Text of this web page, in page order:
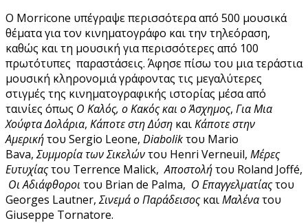
Ο Morricone υπέγραψε περισσότερα από 500 μουσικά
θέματα για τον κινηματογράφο και την τηλεόραση,
καθώς και τη μουσική για περισσότερες από 100
πρωτότυπες παραστάσεις. Άφησε πίσω του μια τεράστια
μουσική κληρονομιά γράφοντας τις μεγαλύτερες
στιγμές της κινηματογραφικής ιστορίας μέσα από
ταινίες όπως Ο Καλός, ο Κακός και ο Άσχημος, Για Μια
Χούφτα Δολάρια, Κάποτε στη Δύση καιΚάποτε στην
Αμερικήτου Sergio Leone, Diabolikτου Μario
Bava,Συμμορία των Σικελώντου Henri Verneuil, Μέρες
Ευτυχίαςτου Terrence Malick, Αποστολήτου Roland Joffé,
Οι Αδιάφθοροι του Brian de Palma, Ο Επαγγελματίαςτου
Georges Lautner,Σινεμά ο ΠαράδεισοςκαιΜαλένατου
Giuseppe Tornatore.